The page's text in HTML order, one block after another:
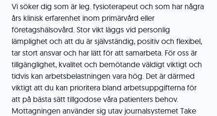
Vi söker dig som är leg. fysioterapeut och som har några
års klinisk erfarenhet inom primärvård eller
företagshälsovård. Stor vikt läggs vid personlig
lämplighet och att du är självständig, positiv och flexibel,
tar stort ansvar och har lätt för att samarbeta. För oss är
tillgänglighet, kvalitet och bemötande väldigt viktigt och
tidvis kan arbetsbelastningen vara hög. Det är därmed
viktigt att du kan prioritera bland arbetsuppgifterna för
att på bästa sätt tillgodose våra patienters behov.
Mottagningen använder sig utav journalsystemet Take